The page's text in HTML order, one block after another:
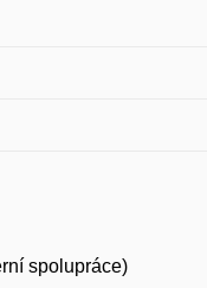
spolupráce)